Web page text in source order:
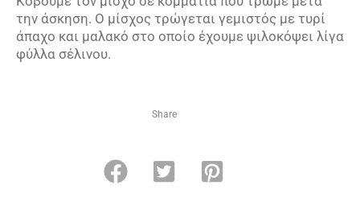
την άσκηση. Ο μίσχος τρώγεται γεμιστός με τυρί
άπαχο και μαλακό στο οποίο έχουμε ψιλοκόψει λίγα
φύλλα σέλινου.
Share